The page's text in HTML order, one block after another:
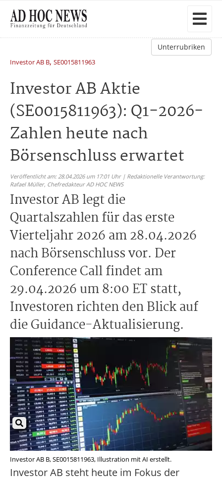
Unterrubriken
Investor AB B, SE0015811963
Investor AB Aktie
(SE0015811963): Q1-2026-
Zahlen heute nach
Börsenschluss erwartet
Veröffentlicht am: 28.04.2026 um 17:01 Uhr | Redaktionelle Verantwortung:
Rafael Müller, Chefredakteur AD HOC NEWS
Investor AB legt die
Quartalszahlen für das erste
Vierteljahr 2026 am 28.04.2026
nach Börsenschluss vor. Der
Conference Call findet am
29.04.2026 um 8:00 ET statt,
Investoren richten den Blick auf
die Guidance-Aktualisierung.
Investor AB B, SE0015811963, Illustration mit AI erstellt.
Investor AB steht heute im Fokus der